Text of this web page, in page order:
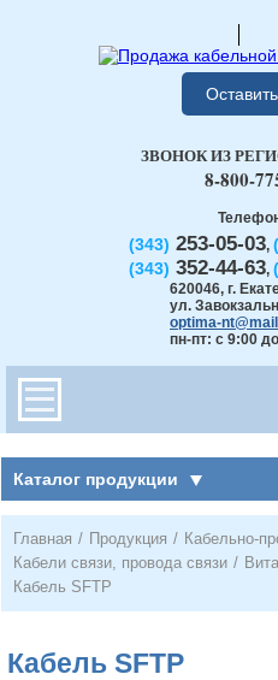
(343) 253-05-03,
(343) 352-44-63,
620046, г.
ул.
optima-
пн-пт: с 9:00
ЗВОНОК ИЗ
8-800-
Каталог продукции
Главная / Продукция / Кабельно-
Кабели связи, провода связи /
Кабель SFTP
Кабель SFTP